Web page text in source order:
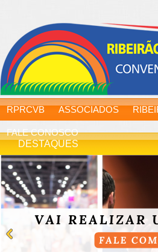
RPRCVB ASSOCIADOS
FALE CONOSCO
DESTAQUES